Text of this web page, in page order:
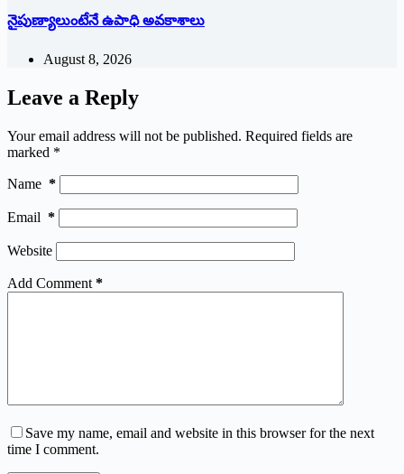
నైపుణ్యాలుంటేనే ఉపాధి అవకాశాలు
August 8, 2026
Leave a Reply
Your email address will not be published. Required fields are
marked *
Name *
Email *
Website
Add Comment *
Save my name, email and website in this browser for the next
time I comment.